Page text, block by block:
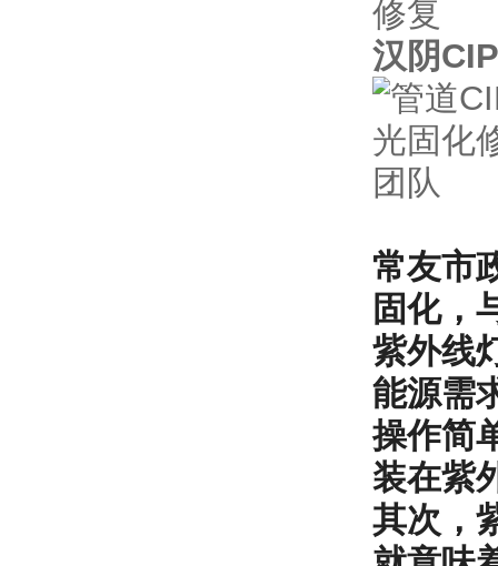
汉阴
常友市
固化，
紫外线
能源需
操作简
装在紫
其次，